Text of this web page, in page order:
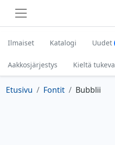
Ilmaiset Katalogi Uudet
Aakkosjärjestys Kieltä tukeva
Etusivu Fontit Bubblii